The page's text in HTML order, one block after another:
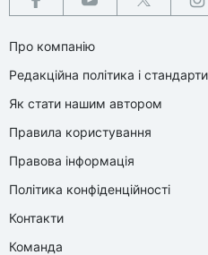
Про компанію
Редакційна політика і стандарти
Як стати нашим автором
Правила користування
Правова інформація
Політика конфіденційності
Контакти
Команда